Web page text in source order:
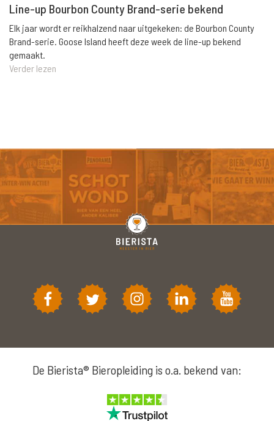
Line-up Bourbon County Brand-serie bekend
Elk jaar wordt er reikhalzend naar uitgekeken: de Bourbon County
Brand-serie. Goose Island heeft deze week de line-up bekend
gemaakt.
Verder lezen
De Bierista® Bieropleiding is o.a. bekend van: